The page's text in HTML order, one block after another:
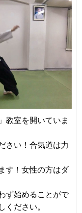
教室を開いていま
さい！合気道は力
す！女性の方はダ
ず始めることがで
ださい。